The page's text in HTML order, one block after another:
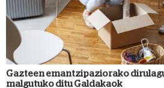
Gazteen emantzipaziorako
malgutuko ditu Galdakaok